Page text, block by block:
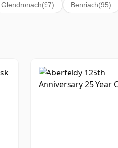
Glendronach(97) Benriach(95)